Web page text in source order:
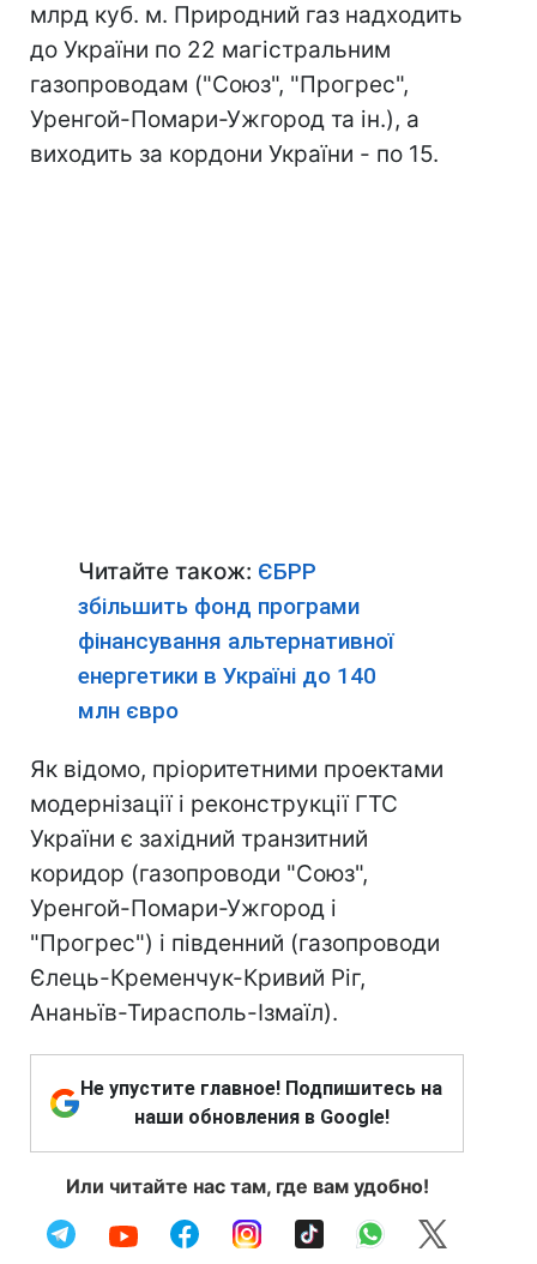
млрд куб. м. Природний газ надходить
до України по 22 магістральним
газопроводам ("Союз", "Прогрес",
Уренгой-Помари-Ужгород та ін.), а
виходить за кордони України - по 15.
Читайте також: ЄБРР
збільшить фонд програми
фінансування альтернативної
енергетики в Україні до 140
млн євро
Як відомо, пріоритетними проектами
модернізації і реконструкції ГТС
України є західний транзитний
коридор (газопроводи "Союз",
Уренгой-Помари-Ужгород і
"Прогрес") і південний (газопроводи
Єлець-Кременчук-Кривий Ріг,
Ананьїв-Тирасполь-Ізмаїл).
Не упустите главное! Подпишитесь на
наши обновления в Google!
Или читайте нас там, где вам удобно!